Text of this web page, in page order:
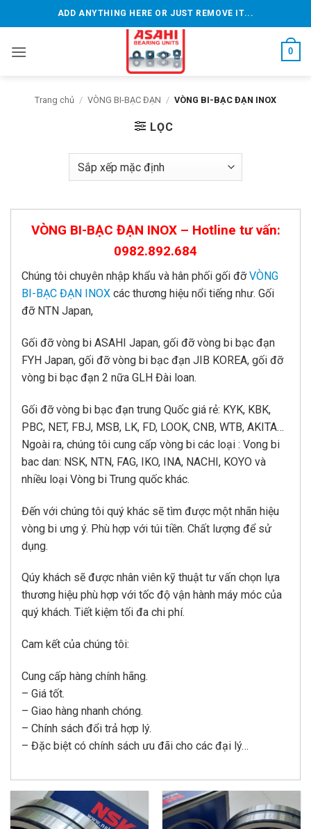
qua
dung
ADD ANYTHING HERE OR JUST REMOVE IT...
0
Trang chủ / VÒNG BI-BẠC ĐẠN / VÒNG BI-BẠC ĐẠN INOX
LỌC
VÒNG BI-BẠC ĐẠN INOX– Hotline tư vấn:
0982.892.684
Chúng tôi chuyên nhập khẩu và hân phối gối đỡVÒNG
BI-BẠC ĐẠN INOX các thương hiệu nổi tiếng như. Gối
đỡ NTN Japan,
Gối đỡ vòng bi ASAHI Japan, gối đỡ vòng bi bạc đạn
FYH Japan, gối đỡ vòng bi bạc đạn JIB KOREA, gối đỡ
vòng bi bạc đạn 2 nữa GLH Đài loan.
Gối đỡ vòng bi bạc đạn trung Quốc giá rẻ: KYK, KBK,
PBC, NET, FBJ, MSB, LK, FD, LOOK, CNB, WTB, AKITA…
Ngoài ra, chúng tôi cung cấp vòng bi các loại : Vong bi
bac dan: NSK, NTN, FAG, IKO, INA, NACHI, KOYO và
nhiều loại Vòng bi Trung quốc khác.
Đến với chúng tôi quý khác sẽ tìm được một nhãn hiệu
vòng bi ưng ý. Phù hợp với túi tiền. Chất lượng để sử
dụng.
Qúy khách sẽ được nhân viên kỹ thuật tư vấn chọn lựa
thương hiệu phù hợp với tốc độ vận hành máy móc của
quý khách. Tiết kiệm tối đa chi phí.
Cam kết của chúng tôi:
Cung cấp hàng chính hãng.
– Giá tốt.
– Giao hàng nhanh chóng.
– Chính sách đổi trả hợp lý.
– Đặc biệt có chính sách ưu đãi cho các đại lý…